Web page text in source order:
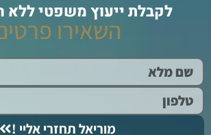
לקבלת ייעוץ משפטי ללא
השאירו
מוריאל תחזרי אליי !